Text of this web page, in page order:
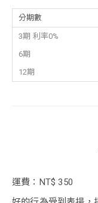
分期數
3期 利率0%
6期
12期
運費：NT$ 350